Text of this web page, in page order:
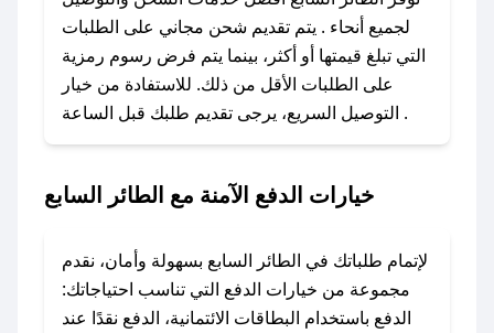
لإضافته بسرعة.
### كيفية استخدام كود خصم الطائر السابع؟
1. انسخ كود الخصم من تطبيق صحصح.
2. الصقه في خانة الدفع عند التسوق من الطائر
لا تقلق! يمكنك التواصل مع فريق دعم صحصح عبر
الرسائل الخاصة على تويتر أو البريد الإلكتروني،
وسنقوم بحل المشكلة في أسرع وقت ممكن.
لجميع أنحاء . يتم تقديم شحن مجاني على الطلبات
التي تبلغ قيمتها أو أكثر، بينما يتم فرض رسوم رمزية
على الطلبات الأقل من ذلك. للاستفادة من خيار
التوصيل السريع، يرجى تقديم طلبك قبل الساعة .
خيارات الدفع الآمنة مع الطائر السابع
لإتمام طلباتك في الطائر السابع بسهولة وأمان، نقدم
مجموعة من خيارات الدفع التي تناسب احتياجاتك:
الدفع باستخدام البطاقات الائتمانية، الدفع نقدًا عند